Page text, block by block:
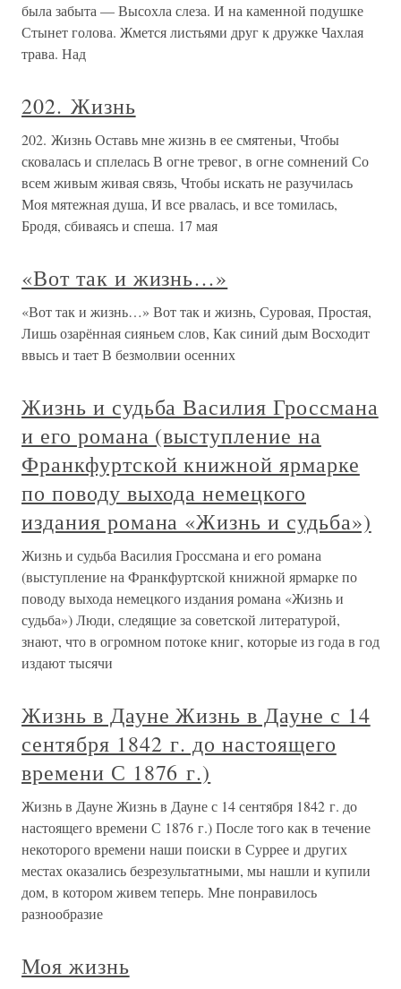
была забыта — Высохла слеза. И на каменной подушке
Стынет голова. Жмется листьями друг к дружке Чахлая
трава. Над
202. Жизнь
202. Жизнь Оставь мне жизнь в ее смятеньи, Чтобы
сковалась и сплелась В огне тревог, в огне сомнений Со
всем живым живая связь, Чтобы искать не разучилась
Моя мятежная душа, И все рвалась, и все томилась,
Бродя, сбиваясь и спеша. 17 мая
«Вот так и жизнь…»
«Вот так и жизнь…» Вот так и жизнь, Суровая, Простая,
Лишь озарённая сияньем слов, Как синий дым Восходит
ввысь и тает В безмолвии осенних
Жизнь и судьба Василия Гроссмана
и его романа (выступление на
Франкфуртской книжной ярмарке
по поводу выхода немецкого
издания романа «Жизнь и судьба»)
Жизнь и судьба Василия Гроссмана и его романа
(выступление на Франкфуртской книжной ярмарке по
поводу выхода немецкого издания романа «Жизнь и
судьба») Люди, следящие за советской литературой,
знают, что в огромном потоке книг, которые из года в год
издают тысячи
Жизнь в Дауне Жизнь в Дауне с 14
сентября 1842 г. до настоящего
времени С 1876 г.)
Жизнь в Дауне Жизнь в Дауне с 14 сентября 1842 г. до
настоящего времени С 1876 г.) После того как в течение
некоторого времени наши поиски в Суррее и других
местах оказались безрезультатными, мы нашли и купили
дом, в котором живем теперь. Мне понравилось
разнообразие
Моя жизнь